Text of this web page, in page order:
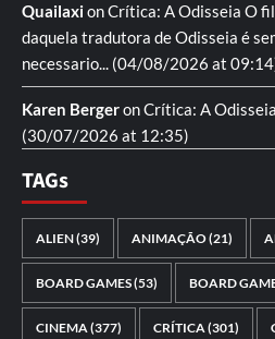
QuailaxionCrítica: A Odisseia O
daquela tradutora de Odisseia é
necessario... (04/08/2026 at
Karen BergeronCrítica: A Odisseia
(30/07/2026 at 12:35)
TAGs
ALIEN(39) ANIMAÇÃO(21)
BOARD GAMES(53) BOARD
CINEMA(377) CRÍTICA(301)